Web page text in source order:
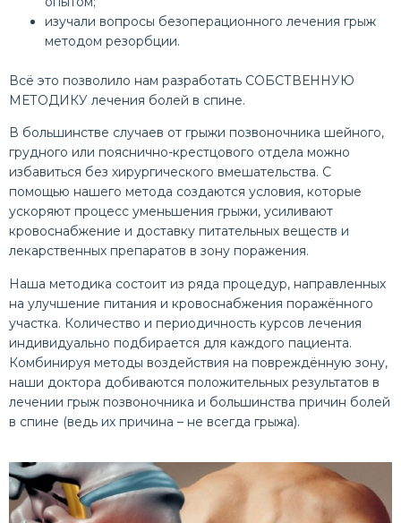
изучали вопросы безоперационного лечения грыж
методом резорбции.
Всё это позволило нам разработать СОБСТВЕННУЮ
МЕТОДИКУ лечения болей в спине.
В большинстве случаев от грыжи позвоночника шейного,
грудного или пояснично-крестцового отдела можно
избавиться без хирургического вмешательства. С
помощью нашего метода создаются условия, которые
ускоряют процесс уменьшения грыжи, усиливают
кровоснабжение и доставку питательных веществ и
лекарственных препаратов в зону поражения.
Наша методика состоит из ряда процедур, направленных
на улучшение питания и кровоснабжения поражённого
участка. Количество и периодичность курсов лечения
индивидуально подбирается для каждого пациента.
Комбинируя методы воздействия на повреждённую зону,
наши доктора добиваются положительных результатов в
лечении грыж позвоночника и большинства причин болей
в спине (ведь их причина – не всегда грыжа).